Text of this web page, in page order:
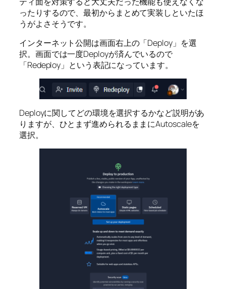
ったりするので、最初からまとめて実装しといたほ
うがよさそうです。
インターネット公開は画面右上の「Deploy」を選
択。画面では一度Deployが済んでいるので
「Redeploy」という表記になっています。
Deployに関してどの環境を選択するかなど説明があ
りますが、ひとまず進められるままにAutoscaleを
選択。